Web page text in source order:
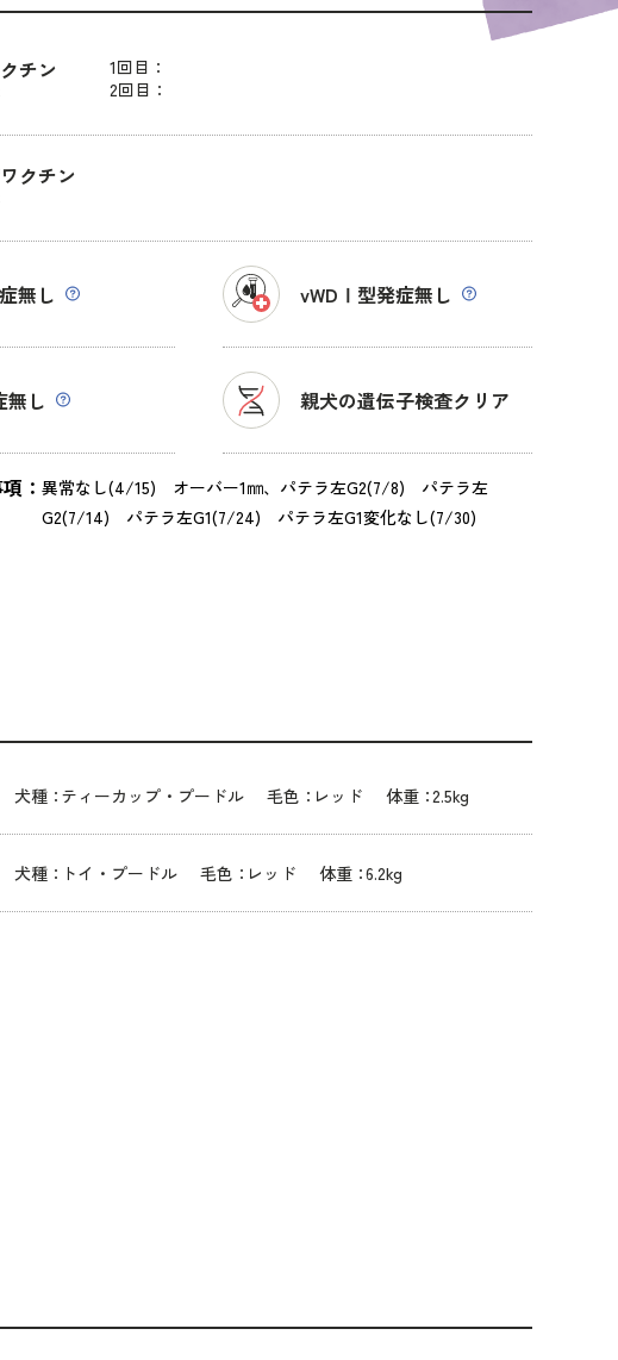
チン
1回目：
2回目：
クチン
無し vWDⅠ型発症無し
無し 親犬の遺伝子検査クリア
： 異常なし(4/15) オーバー1㎜、パテラ左G2(7/8) パテラ左
G2(7/14) パテラ左G1(7/24) パテラ左G1変化なし(7/30)
犬種：ティーカップ・プードル 毛色： レッド 体重：2.5kg
犬種： トイ・プードル 毛色： レッド 体重：6.2kg